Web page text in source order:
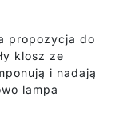
propozycja do
klosz ze
i nadają
lampa